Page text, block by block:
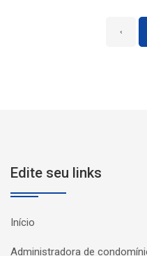
‹
Edite seu links
Início
Administradora de